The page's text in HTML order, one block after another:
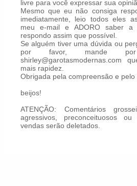
livre para você expressar sua
Mesmo que eu não consiga
imediatamente, leio todos eles
meu e-mail e ADORO saber
respondo assim que possível.
Se alguém tiver uma dúvida ou
por favor, mande
shirley@garotasmodernas.com
mais rapidez.
Obrigada pela compreensão e pelo
beijos!
ATENÇÃO: Comentários
agressivos, preconceituosos
vendas serão deletados.